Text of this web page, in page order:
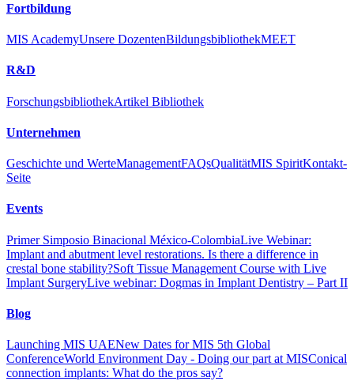
Fortbildung
MIS AcademyUnsere DozentenBildungsbibliothekMEET
R&D
ForschungsbibliothekArtikel Bibliothek
Unternehmen
Geschichte und WerteManagementFAQsQualitätMIS SpiritKontakt-
Seite
Events
Primer Simposio Binacional México-ColombiaLive Webinar:
Implant and abutment level restorations. Is there a difference in
crestal bone stability?Soft Tissue Management Course with Live
Implant SurgeryLive webinar: Dogmas in Implant Dentistry – Part II
Blog
Launching MIS UAENew Dates for MIS 5th Global
ConferenceWorld Environment Day - Doing our part at MISConical
connection implants: What do the pros say?